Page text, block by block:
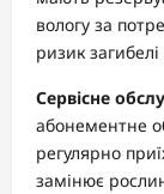
вологу за
ризик
Сервісне
абонементне
регулярно
замінює